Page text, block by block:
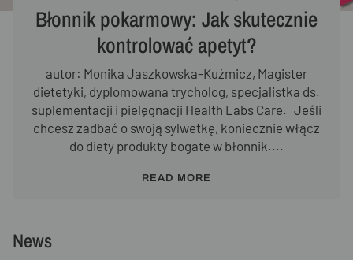
Błonnik pokarmowy: Jak skutecznie
kontrolować apetyt?
autor: Monika Jaszkowska-Kuźmicz, Magister
dietetyki, dyplomowana trycholog, specjalistka ds.
suplementacji i pielęgnacji Health Labs Care. Jeśli
chcesz zadbać o swoją sylwetkę, koniecznie włącz
do diety produkty bogate w błonnik....
READ MORE
News